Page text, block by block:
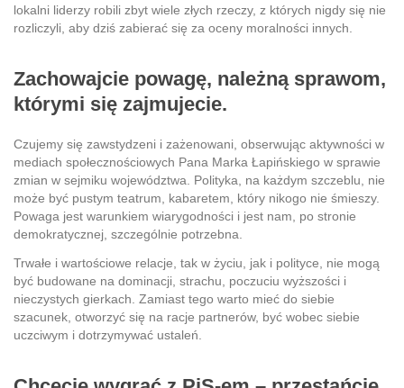
lokalni liderzy robili zbyt wiele złych rzeczy, z których nigdy się nie
rozliczyli, aby dziś zabierać się za oceny moralności innych.
Zachowajcie powagę, należną sprawom,
którymi się zajmujecie.
Czujemy się zawstydzeni i zażenowani, obserwując aktywności w
mediach społecznościowych Pana Marka Łapińskiego w sprawie
zmian w sejmiku województwa. Polityka, na każdym szczeblu, nie
może być pustym teatrum, kabaretem, który nikogo nie śmieszy.
Powaga jest warunkiem wiarygodności i jest nam, po stronie
demokratycznej, szczególnie potrzebna.
Trwałe i wartościowe relacje, tak w życiu, jak i polityce, nie mogą
być budowane na dominacji, strachu, poczuciu wyższości i
nieczystych gierkach. Zamiast tego warto mieć do siebie
szacunek, otworzyć się na racje partnerów, być wobec siebie
uczciwym i dotrzymywać ustaleń.